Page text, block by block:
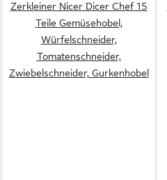
Zerkleiner Nicer Dicer Chef 15
Teile Gemüsehobel,
Würfelschneider,
Tomatenschneider,
Zwiebelschneider, Gurkenhobel